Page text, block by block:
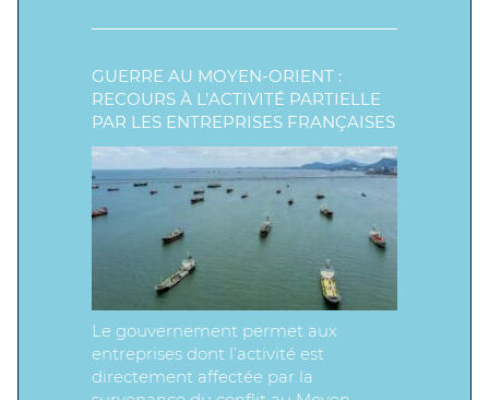
GUERRE AU MOYEN-ORIENT :
RECOURS À L’ACTIVITÉ PARTIELLE
PAR LES ENTREPRISES FRANÇAISES
Le gouvernement permet aux
entreprises dont l’activité est
directement affectée par la